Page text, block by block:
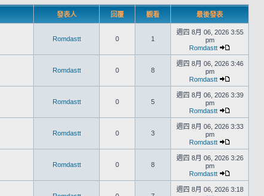
發表人 回覆 觀看 最後發表
Romdastt 0 1
週四 8月 06, 2026 3:55
pm
Romdastt
Romdastt 0 8
週四 8月 06, 2026 3:46
pm
Romdastt
Romdastt 0 5
週四 8月 06, 2026 3:39
pm
Romdastt
Romdastt 0 3
週四 8月 06, 2026 3:33
pm
Romdastt
Romdastt 0 8
週四 8月 06, 2026 3:26
pm
Romdastt
週四 8月 06, 2026 3:18